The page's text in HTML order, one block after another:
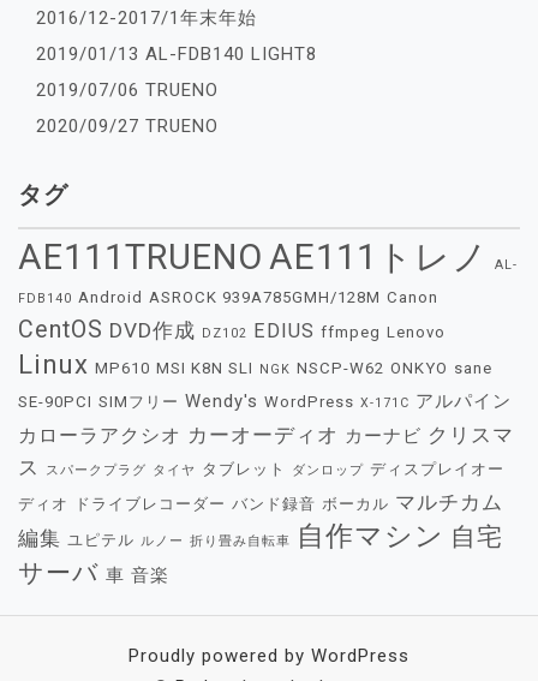
2016/12-2017/1年末年始
2019/01/13 AL-FDB140 LIGHT8
2019/07/06 TRUENO
2020/09/27 TRUENO
タグ
AE111TRUENO AE111トレノ AL-
FDB140 Android ASROCK 939A785GMH/128M Canon
CentOS DVD作成 DZ102 EDIUS ffmpeg Lenovo
Linux MP610 MSI K8N SLI NGK NSCP-W62 ONKYO sane
SE-90PCI SIMフリー Wendy's WordPress X-171C アルパイン
カローラアクシオ カーオーディオ カーナビ クリスマ
ス
スパークプラグ タイヤ タブレット ダンロップ ディスプレイオー
ディオ
ドライブレコーダー バンド録音 ボーカル マルチカム
編集 ユピテル ルノー 折り畳み自転車 自作マシン 自宅
サーバ 車 音楽
Proudly powered by WordPress